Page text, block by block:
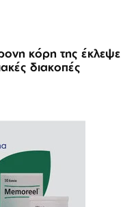
κόρη της έκλεψε
διακοπές